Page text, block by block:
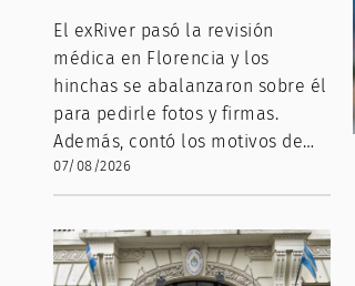
El exRiver pasó la revisión
médica en Florencia y los
hinchas se abalanzaron sobre él
para pedirle fotos y firmas.
Además, contó los motivos de…
07/08/2026